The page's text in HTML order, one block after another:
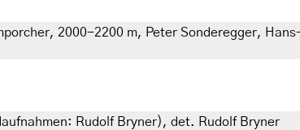
2000-2200 m, Peter Sonderegger,
Rudolf Bryner), det. Rudolf Bryner